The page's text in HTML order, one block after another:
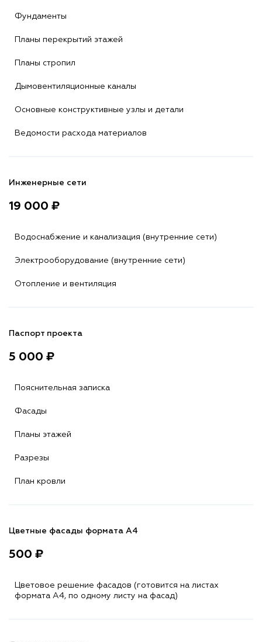
Фундаменты
Планы перекрытий этажей
Планы стропил
Дымовентиляционные каналы
Основные конструктивные узлы и детали
Ведомости расхода материалов
Инженерные сети
19 000 ₽
Водоснабжение и канализация (внутренние сети)
Электрооборудование (внутренние сети)
Отопление и вентиляция
Паспорт проекта
5 000 ₽
Пояснительная записка
Фасады
Планы этажей
Разрезы
План кровли
Цветные фасады формата А4
500 ₽
Цветовое решение фасадов (готовится на листах
формата A4, по одному листу на фасад)